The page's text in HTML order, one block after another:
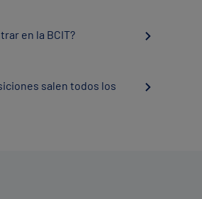
en la BCIT?
salen todos los